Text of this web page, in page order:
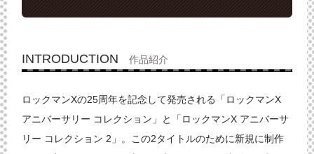
INTRODUCTION 作品紹介
ロックマンXの25周年を記念して発売される「ロックマンX
アニバーサリー コレクション」と「ロックマンX アニバーサ
リー コレクション 2」。この2タイトルのために新規に制作